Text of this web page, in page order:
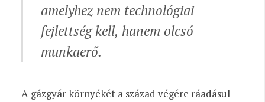
amelyhez nem technológiai
fejlettség kell, hanem olcsó
munkaerő.
A gázgyár környékét a század végére ráadásul